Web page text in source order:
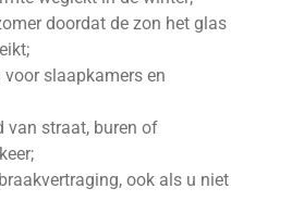
doordat de zon het glas
slaapkamers en
van straat, buren of
ook als u niet